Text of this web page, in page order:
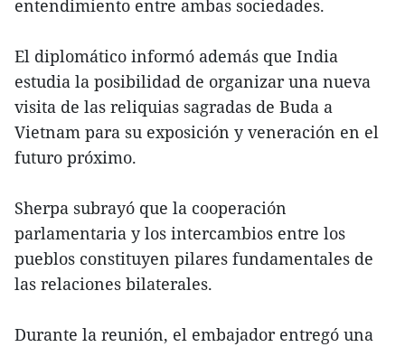
entendimiento entre ambas sociedades.
El diplomático informó además que India
estudia la posibilidad de organizar una nueva
visita de las reliquias sagradas de Buda a
Vietnam para su exposición y veneración en el
futuro próximo.
Sherpa subrayó que la cooperación
parlamentaria y los intercambios entre los
pueblos constituyen pilares fundamentales de
las relaciones bilaterales.
Durante la reunión, el embajador entregó una